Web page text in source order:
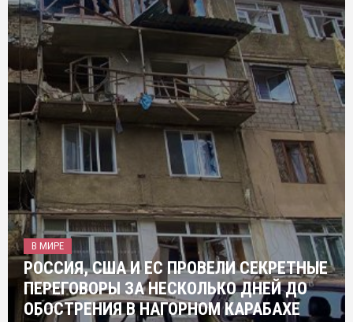
В МИРЕ
РОССИЯ, США И ЕС ПРОВЕЛИ СЕКРЕТНЫЕ
ПЕРЕГОВОРЫ ЗА НЕСКОЛЬКО ДНЕЙ ДО
ОБОСТРЕНИЯ В НАГОРНОМ КАРАБАХЕ